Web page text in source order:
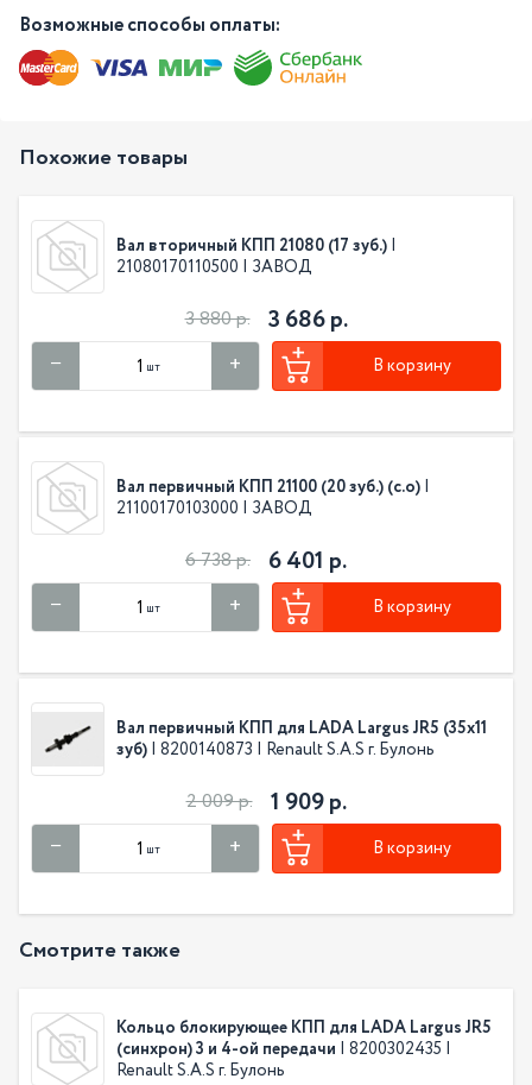
Возможные способы оплаты:
Похожие товары
Вал вторичный КПП 21080 (17 зуб.) |
21080170110500 | ЗАВОД
3 880 р. 3 686 р.
шт В корзину
Вал первичный КПП 21100 (20 зуб.) (с.о) |
21100170103000 | ЗАВОД
6 738 р. 6 401 р.
шт В корзину
Вал первичный КПП для LADA Largus JR5 (35х11
зуб) | 8200140873 | Renault S.A.S г. Булонь
2 009 р. 1 909 р.
шт В корзину
Смотрите также
Кольцо блокирующее КПП для LADA Largus JR5
(синхрон) 3 и 4-ой передачи | 8200302435 |
Renault S.A.S г. Булонь